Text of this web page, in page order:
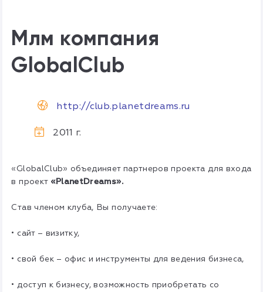
Млм компания
GlobalClub
http://club.planetdreams.ru
2011 г.
«GlobalClub» объединяет партнеров проекта для входа
в проект «PlanetDreams».
Став членом клуба, Вы получаете:
• сайт – визитку,
• свой бек – офис и инструменты для ведения бизнеса,
• доступ к бизнесу, возможность приобретать со